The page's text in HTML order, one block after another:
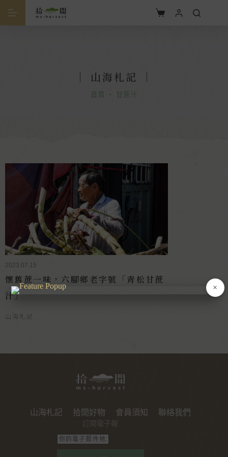
｜ 山海札記 ｜
首頁 ・ 甘蔗汁
2023.07.15
懷舊蔗一味，六腳鄉老字號「青松甘蔗
汁」
山海札記
山海札記 拾間好物 會員須知 聯絡我們
訂閱電子報
×